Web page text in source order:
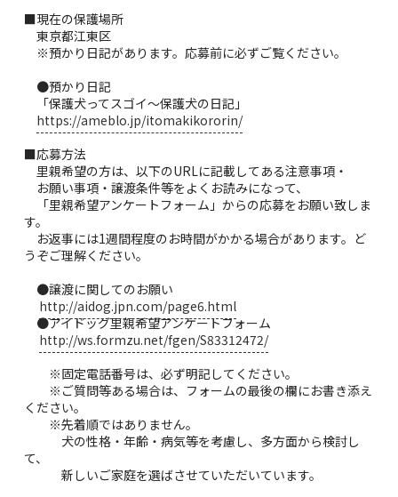
■現在の保護場所
東京都江東区
※預かり日記があります。応募前に必ずご覧ください。
●預かり日記
「保護犬ってスゴイ〜保護犬の日記」
https://ameblo.jp/itomakikororin/
■応募方法
里親希望の方は、以下のURLに記載してある注意事項・
お願い事項・譲渡条件等をよくお読みになって、
「里親希望アンケートフォーム」からの応募をお願い致しま
す。
お返事には1週間程度のお時間がかかる場合があります。ど
うぞご理解ください。
●譲渡に関してのお願い
http://aidog.jpn.com/page6.html
●アイドッグ里親希望アンケートフォーム
http://ws.formzu.net/fgen/S83312472/
※固定電話番号は、必ず明記してください。
※ご質問等ある場合は、フォームの最後の欄にお書き添え
ください。
※先着順ではありません。
犬の性格・年齢・病気等を考慮し、多方面から検討し
て、
新しいご家庭を選ばさせていただいています。